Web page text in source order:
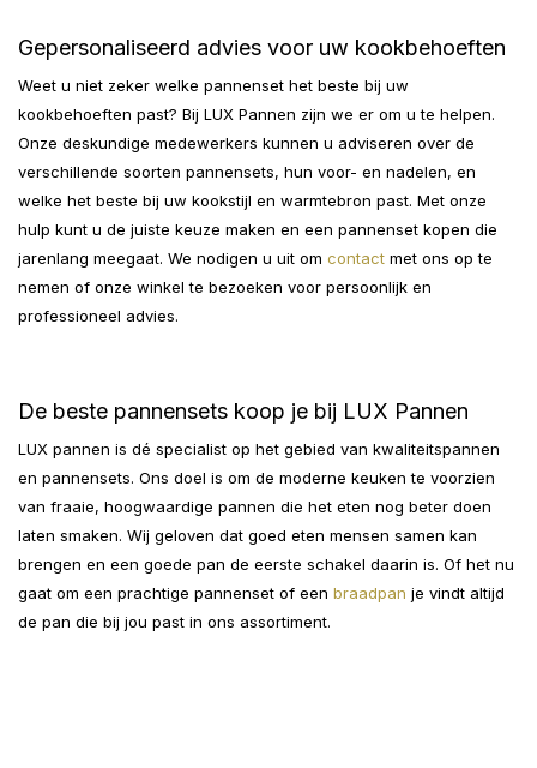
Gepersonaliseerd advies voor uw kookbehoeften
Weet u niet zeker welke pannenset het beste bij uw
kookbehoeften past? Bij LUX Pannen zijn we er om u te helpen.
Onze deskundige medewerkers kunnen u adviseren over de
verschillende soorten pannensets, hun voor- en nadelen, en
welke het beste bij uw kookstijl en warmtebron past. Met onze
hulp kunt u de juiste keuze maken en een pannenset kopen die
jarenlang meegaat. We nodigen u uit om contact met ons op te
nemen of onze winkel te bezoeken voor persoonlijk en
professioneel advies.
De beste pannensets koop je bij LUX Pannen
LUX pannen is dé specialist op het gebied van kwaliteitspannen
en pannensets. Ons doel is om de moderne keuken te voorzien
van fraaie, hoogwaardige pannen die het eten nog beter doen
laten smaken. Wij geloven dat goed eten mensen samen kan
brengen en een goede pan de eerste schakel daarin is. Of het nu
gaat om een prachtige pannenset of een braadpan je vindt altijd
de pan die bij jou past in ons assortiment.